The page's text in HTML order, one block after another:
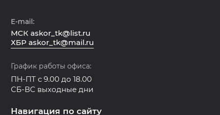
E-mail:
МСК askor_tk@list.ru
ХБР askor_tk@mail.ru
График работы офиса:
ПН-ПТ с 9.00 до 18.00
СБ-ВС выходные дни
Навигация по сайту